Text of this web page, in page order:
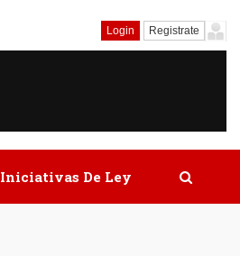
Login Registrate
Iniciativas De Ley